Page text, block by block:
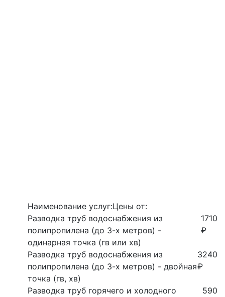
Наименование услуг:Цены от:
Разводка труб водоснабжения из
полипропилена (до 3-х метров) -
одинарная точка (гв или хв)
1710
₽
Разводка труб водоснабжения из
полипропилена (до 3-х метров) - двойная
точка (гв, хв)
3240
₽
Разводка труб горячего и холодного
590